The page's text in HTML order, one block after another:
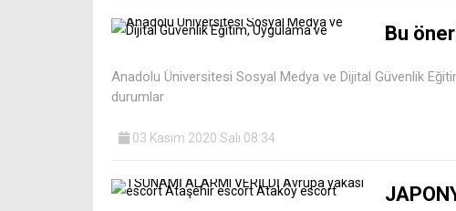
Bu
Anadolu Üniversitesi Sosyal Medya ve Dijital Güvenlik
durumlar
03 Kasım 2020 Salı 08:34